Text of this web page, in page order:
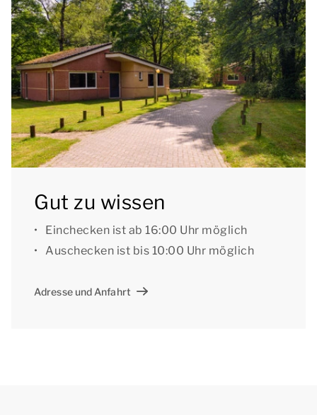
[i]Die Unterkünfte können anders eingeteilt und
eingerichtet sein. Grundrisse und Abbildungen
dienen als Beispiele.[/i]
Gut zu wissen
Einchecken ist ab 16:00 Uhr möglich
Auschecken ist bis 10:00 Uhr möglich
Adresse und Anfahrt